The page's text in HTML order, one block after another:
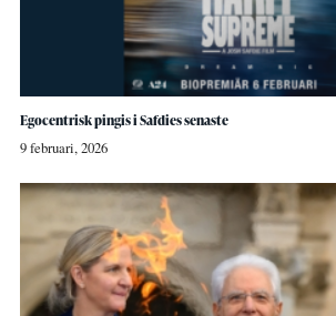
Egocentrisk pingis i Safdies senaste
9 februari, 2026